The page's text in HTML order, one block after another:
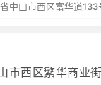
中山市西区富华道133
西区繁华商业